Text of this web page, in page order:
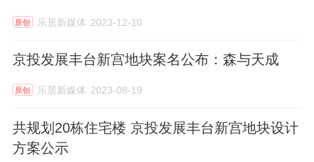
原创 乐居新媒体 2023-12-10
京投发展丰台新宫地块案名公布：森与天成
原创 乐居新媒体 2023-08-19
共规划20栋住宅楼 京投发展丰台新宫地块设计
方案公示